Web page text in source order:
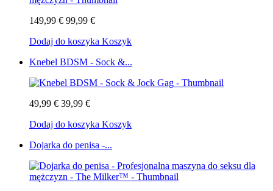
149,99 € 99,99 €
Dodaj do koszyka Koszyk
Knebel BDSM - Sock &...
49,99 € 39,99 €
Dodaj do koszyka Koszyk
Dojarka do penisa -...